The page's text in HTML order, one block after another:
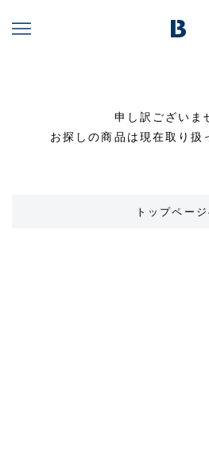
申し訳ございま
お探しの商品は現在取り扱
トップペー